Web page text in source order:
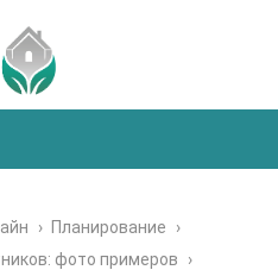
› Планирование
›
фото примеров
›